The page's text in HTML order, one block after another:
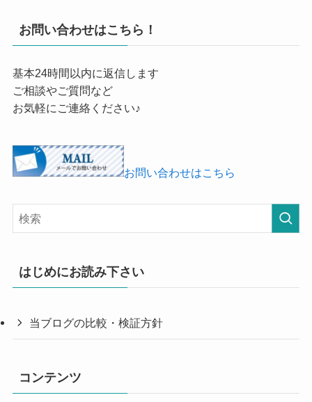
お問い合わせはこちら！
基本24時間以内に返信します
ご相談やご質問など
お気軽にご連絡ください♪
お問い合わせはこちら
はじめにお読み下さい
当ブログの比較・検証方針
コンテンツ